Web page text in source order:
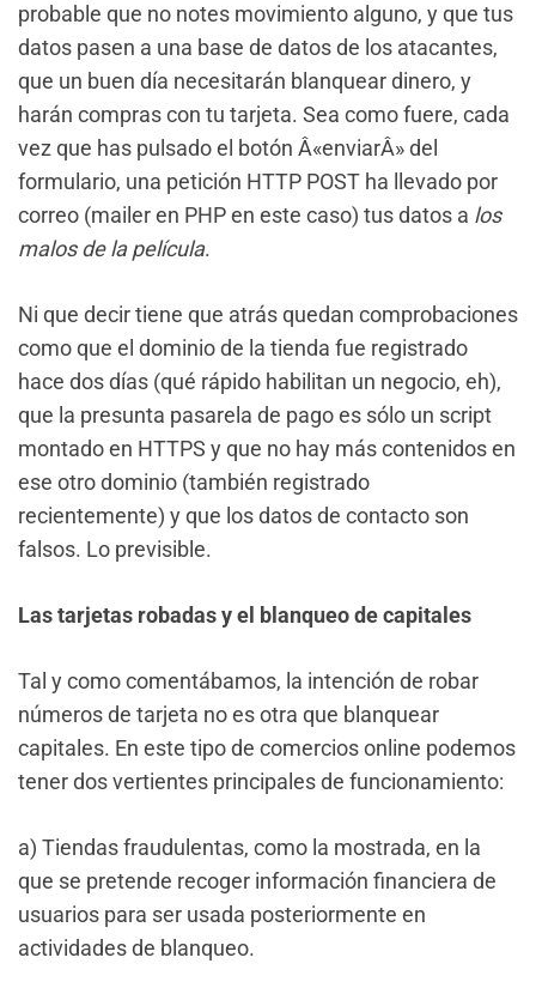
probable que no notes movimiento alguno, y que tus
datos pasen a una base de datos de los atacantes,
que un buen día necesitarán blanquear dinero, y
harán compras con tu tarjeta. Sea como fuere, cada
vez que has pulsado el botón Â«enviarÂ» del
formulario, una petición HTTP POST ha llevado por
correo (mailer en PHP en este caso) tus datos a los
malos de la película.
Ni que decir tiene que atrás quedan comprobaciones
como que el dominio de la tienda fue registrado
hace dos días (qué rápido habilitan un negocio, eh),
que la presunta pasarela de pago es sólo un script
montado en HTTPS y que no hay más contenidos en
ese otro dominio (también registrado
recientemente) y que los datos de contacto son
falsos. Lo previsible.
Las tarjetas robadas y el blanqueo de capitales
Tal y como comentábamos, la intención de robar
números de tarjeta no es otra que blanquear
capitales. En este tipo de comercios online podemos
tener dos vertientes principales de funcionamiento:
a) Tiendas fraudulentas, como la mostrada, en la
que se pretende recoger información financiera de
usuarios para ser usada posteriormente en
actividades de blanqueo.